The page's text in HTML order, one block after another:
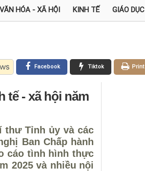
VĂN HÓA - XÃ HỘI KINH TẾ GIÁO DỤC
Print
Tiktok
Facebook
tế - xã hội năm
thư Tỉnh ủy và các
Ban Chấp hành
cáo tình hình thực
2025 và nhiều nội